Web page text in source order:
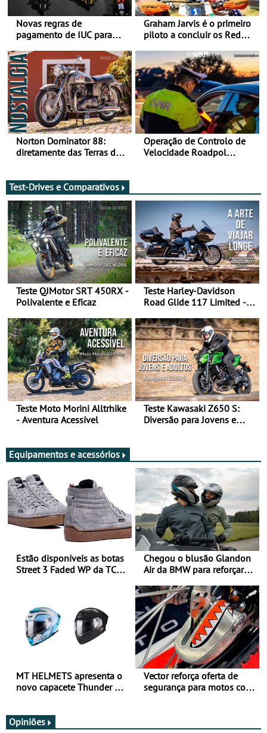
Novas regras de
pagamento de IUC para
transição em 2027
Graham Jarvis é o primeiro
piloto a concluir os Red
moto elétrica
Norton Dominator 88:
diretamente das Terras de
Operação de Controlo de
Velocidade Roadpol
Test-Drives e Comparativos
Teste QJMotor SRT 450RX -
Polivalente e Eficaz
Teste Harley-Davidson
Road Glide 117 Limited - A
Teste Moto Morini Alltrhike
- Aventura Acessível
Teste Kawasaki Z650 S:
Diversão para Jovens e
Equipamentos e acessórios
Estão disponíveis as botas
Street 3 Faded WP da TCX
Chegou o blusão Glandon
Air da BMW para reforçar
verão
MT HELMETS apresenta o
novo capacete Thunder 4 R
Vector reforça oferta de
segurança para motos com
Opiniões